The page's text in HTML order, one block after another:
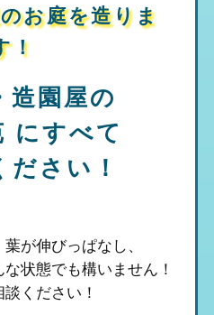
お庭を造りま
！
造園屋の
にすべて
さい！
が伸びっぱなし、
な状態でも構いません！
ください！